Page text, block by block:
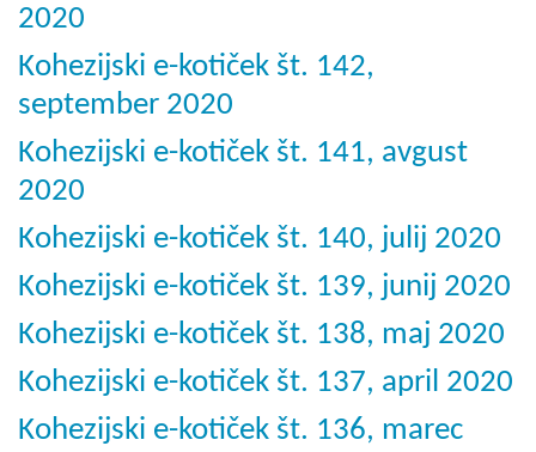
2020
Kohezijski e-kotiček št. 142,
september 2020
Kohezijski e-kotiček št. 141, avgust
2020
Kohezijski e-kotiček št. 140, julij 2020
Kohezijski e-kotiček št. 139, junij 2020
Kohezijski e-kotiček št. 138, maj 2020
Kohezijski e-kotiček št. 137, april 2020
Kohezijski e-kotiček št. 136, marec